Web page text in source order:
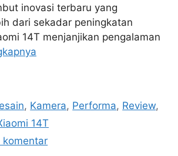
inovasi terbaru yang
dari sekadar peningkatan
14T menjanjikan pengalaman
, Kamera, Performa, Review,
14T
komentar